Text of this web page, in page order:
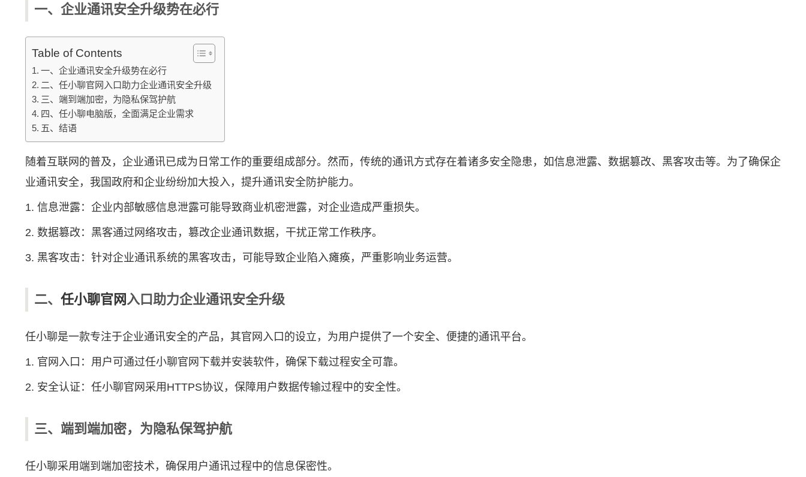
一、企业通讯安全升级势在必行
Table of Contents
一、企业通讯安全升级势在必行
二、任小聊官网入口助力企业通讯安全升级
三、端到端加密，为隐私保驾护航
四、任小聊电脑版，全面满足企业需求
五、结语
随着互联网的普及，企业通讯已成为日常工作的重要组成部分。然而，传统的通讯方式存在着诸多安全隐患，如信息泄露、数据篡改、黑客攻击等。为了确保企
业通讯安全，我国政府和企业纷纷加大投入，提升通讯安全防护能力。
1. 信息泄露：企业内部敏感信息泄露可能导致商业机密泄露，对企业造成严重损失。
2. 数据篡改：黑客通过网络攻击，篡改企业通讯数据，干扰正常工作秩序。
3. 黑客攻击：针对企业通讯系统的黑客攻击，可能导致企业陷入瘫痪，严重影响业务运营。
二、 任小聊官网入口助力企业通讯安全升级
任小聊是一款专注于企业通讯安全的产品，其官网入口的设立，为用户提供了一个安全、便捷的通讯平台。
1. 官网入口：用户可通过任小聊官网下载并安装软件，确保下载过程安全可靠。
2. 安全认证：任小聊官网采用HTTPS协议，保障用户数据传输过程中的安全性。
三、端到端加密，为隐私保驾护航
任小聊采用端到端加密技术，确保用户通讯过程中的信息保密性。